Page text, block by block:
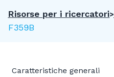
Risorse per i ricercatori
CF359B
Caratteristiche generali